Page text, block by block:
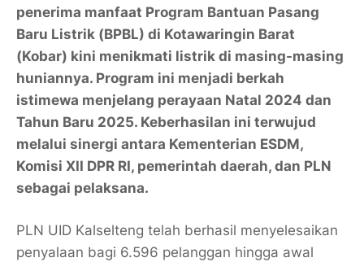
penerima manfaat Program Bantuan Pasang
Baru Listrik (BPBL) di Kotawaringin Barat
(Kobar) kini menikmati listrik di masing-masing
huniannya. Program ini menjadi berkah
istimewa menjelang perayaan Natal 2024 dan
Tahun Baru 2025. Keberhasilan ini terwujud
melalui sinergi antara Kementerian ESDM,
Komisi XII DPR RI, pemerintah daerah, dan PLN
sebagai pelaksana.
PLN UID Kalselteng telah berhasil menyelesaikan
penyalaan bagi 6.596 pelanggan hingga awal